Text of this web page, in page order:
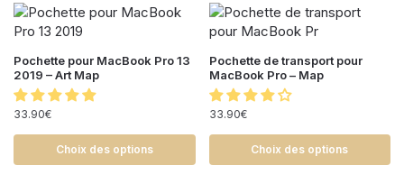
Pochette pour MacBook Pro 13
2019 – Art Map
33.90€
Choix des options
Pochette de transport pour
MacBook Pro – Map
33.90€
Choix des options